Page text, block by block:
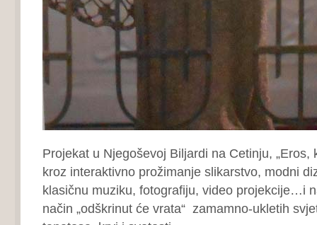
Projekat u Njegoševoj Biljardi na Cetinju, „Eros,
kroz interaktivno prožimanje slikarstvo, modni
klasičnu muziku, fotografiju, video projekcije…i
način „odškrinut će vrata“ zamamno-ukletih